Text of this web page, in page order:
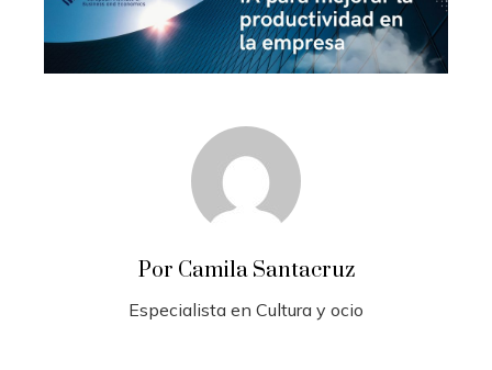
Por Camila Santacruz
Especialista en Cultura y ocio